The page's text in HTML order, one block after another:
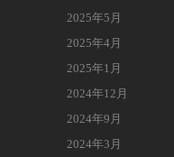
2025年5月
2025年4月
2025年1月
2024年12月
2024年9月
2024年3月